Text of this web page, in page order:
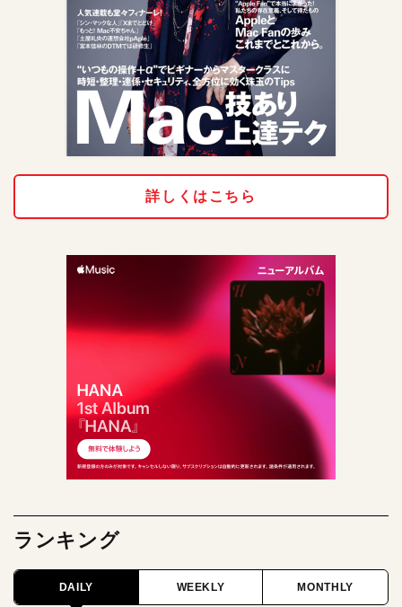
詳しくはこちら
ランキング
DAILY WEEKLY MONTHLY